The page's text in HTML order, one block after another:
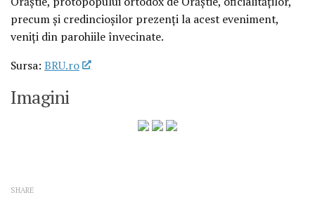
precum şi credincioşilor prezenţi la acest eveniment,
veniţi din parohiile învecinate.
Sursa: BRU.ro
Imagini
SHARE